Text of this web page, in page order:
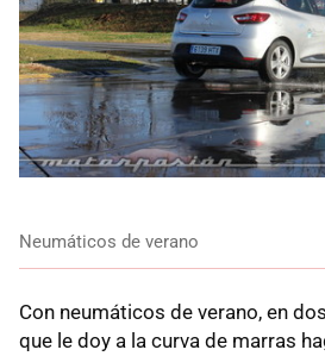
Neumáticos de verano
Con neumáticos de verano, en
que le doy a la curva de marras